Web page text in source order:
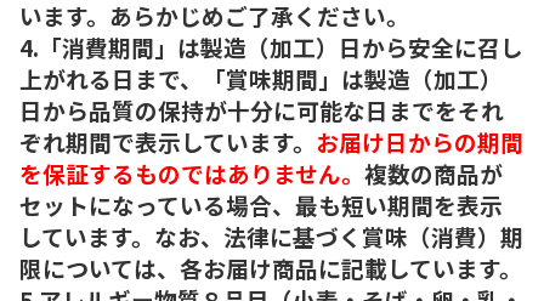
います。あらかじめご了承ください。
4.「消費期間」は製造（加工）日から安全に召し
上がれる日まで、「賞味期間」は製造（加工）
日から品質の保持が十分に可能な日までをそれ
ぞれ期間で表示しています。 お届け日からの期間
を保証するものではありません。 複数の商品が
セットになっている場合、最も短い期間を表示
しています。なお、法律に基づく賞味（消費）期
限については、各お届け商品に記載しています。